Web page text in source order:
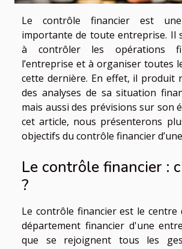
Le contrôle financier est une
importante de toute entreprise. Il
à contrôler les opérations
l’entreprise et à organiser toutes
cette dernière. En effet, il produit
des analyses de sa situation
mais aussi des prévisions sur son
cet article, nous présenterons
objectifs du contrôle financier
Le contrôle financier :
?
Le contrôle financier est le centre
département financier d'une
que se rejoignent tous les